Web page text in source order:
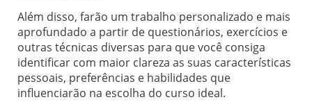
Além disso, farão um trabalho personalizado e mais
aprofundado a partir de questionários, exercícios e
outras técnicas diversas para que você consiga
identificar com maior clareza as suas características
pessoais, preferências e habilidades que
influenciarão na escolha do curso ideal.